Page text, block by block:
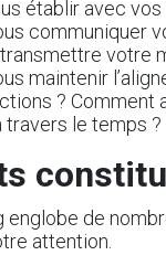
établir avec
communiquer
votre
maintenir
? Comment
le temps ?
englobe de
attention.